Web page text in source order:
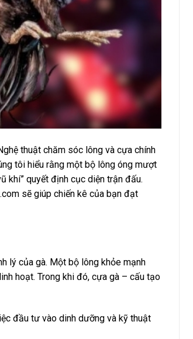
thuật chăm sóc lông và cựa chính
tôi hiểu rằng một bộ lông óng mượt
khí” quyết định cục diện trận đấu.
sẽ giúp chiến kê của bạn đạt
lý của gà. Một bộ lông khỏe mạnh
hoạt. Trong khi đó, cựa gà – cấu tạo
đầu tư vào dinh dưỡng và kỹ thuật